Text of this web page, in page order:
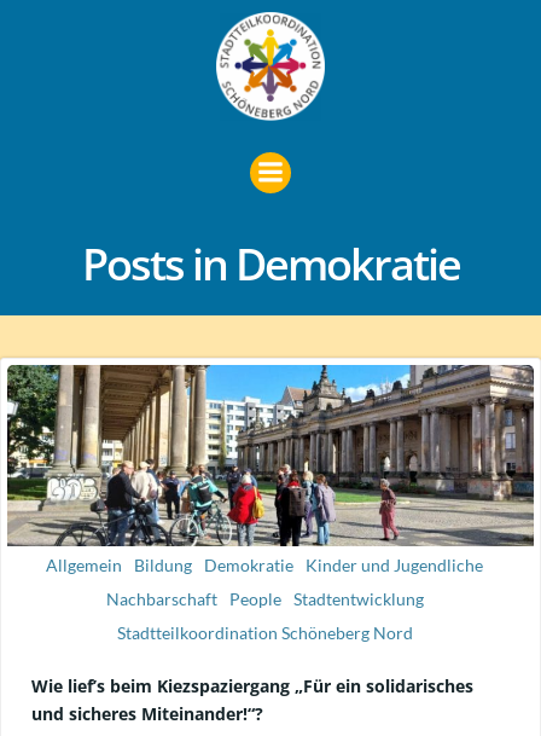
Zum
Inhalt
springen
Posts in Demokratie
Allgemein Bildung Demokratie
Kinder und Jugendliche
Nachbarschaft
People
Stadtentwicklung
Stadtteilkoordination Schöneberg Nord
Wie lief’s beim Kiezspaziergang „Für ein solidarisches
und sicheres Miteinander!“?